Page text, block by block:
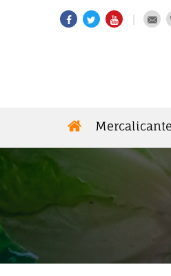
Mercalicante